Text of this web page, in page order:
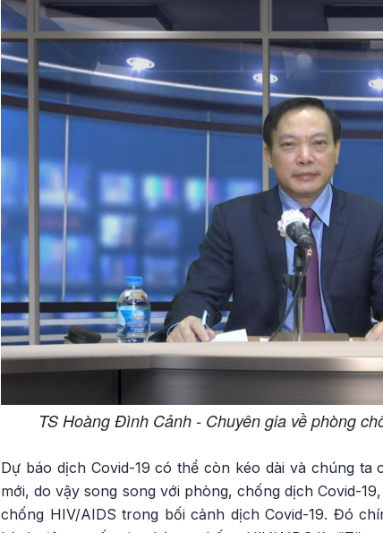
TS Hoàng Đình Cảnh - Chuyên gia về phòng
Dự báo dịch Covid-19 có thể còn kéo dài và chúng
mới, do vậy song song với phòng, chống dịch Covid-
chống HIV/AIDS trong bối cảnh dịch Covid-19. Đó